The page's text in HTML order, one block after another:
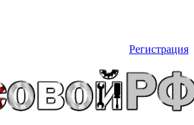
Регистрация